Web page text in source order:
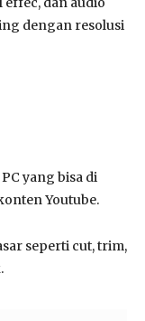
dengan resolusi
yang bisa di
Youtube.
seperti cut, trim,